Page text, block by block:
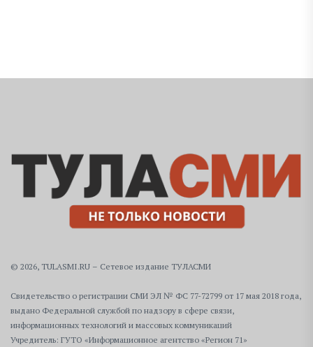
© 2026, TULASMI.RU – Сетевое издание ТУЛАСМИ
Свидетельство о регистрации СМИ ЭЛ № ФС 77-72799 от 17 мая 2018 года,
выдано Федеральной службой по надзору в сфере связи,
информационных технологий и массовых коммуникаций
Учредитель: ГУТО «Информационное агентство «Регион 71»